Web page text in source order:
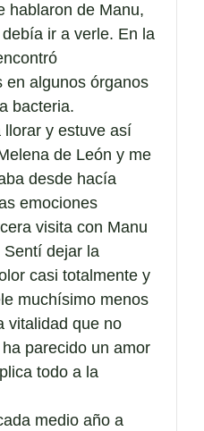
hablaron de Manu,
ir a verle. En la
en algunos órganos
bacteria.
y estuve así
de León y me
desde hacía
emociones
visita con Manu
dejar la
casi totalmente y
muchísimo menos
vitalidad que no
parecido un amor
todo a la
medio año a